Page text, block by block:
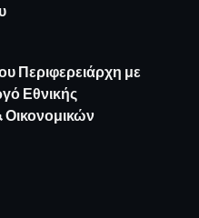
Περιφερειάρχη με
Εθνικής
Οικονομικών